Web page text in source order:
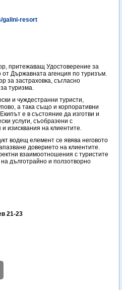
galini-resort
притежаващ Удостоверение за
Държавната агенция по туризъм.
за застраховка, съгласно
туризма.
и чуждестранни туристи,
а така също и корпоративни
е в състояние да изготви и
услуги, съобразени с
изисквания на клиентите.
водещ елемент се явява неговото
доверието на клиентите.
взаимоотношения с туристите
дълготрайно и ползотворно
21-23